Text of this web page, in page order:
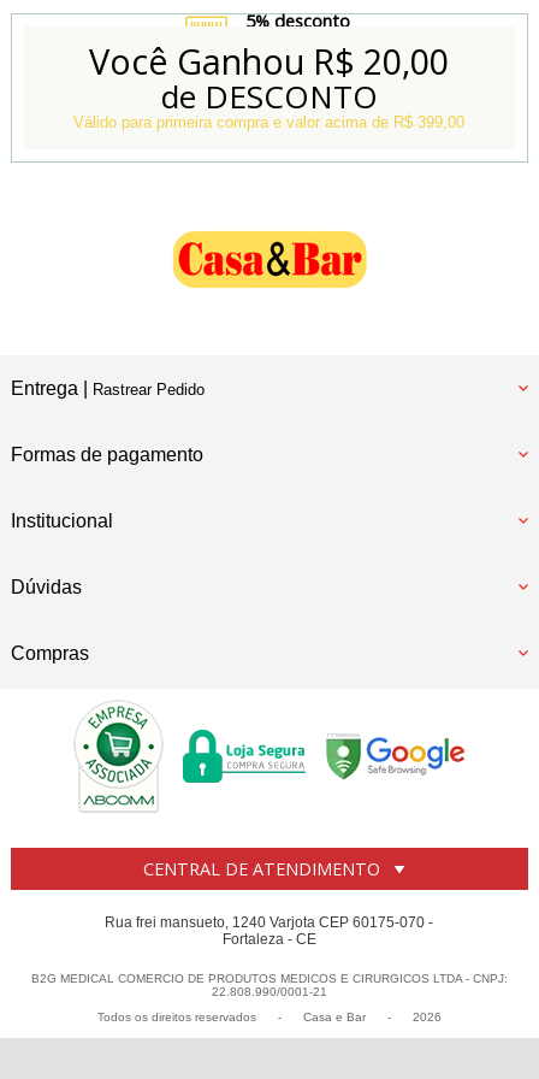
5% desconto
no Boleto e Pix
Conheça também
Nossa Loja Física
Você Ganhou R$ 20,00
de DESCONTO
Válido para primeira compra e valor acima de R$ 399,00
Entrega | Rastrear Pedido
Formas de pagamento
Institucional
Dúvidas
Compras
CENTRAL DE ATENDIMENTO
Rua frei mansueto, 1240 Varjota CEP 60175-070 -
Fortaleza - CE
B2G MEDICAL COMERCIO DE PRODUTOS MEDICOS E CIRURGICOS LTDA - CNPJ:
22.808.990/0001-21
Todos os direitos reservados
- Casa e Bar - 2026